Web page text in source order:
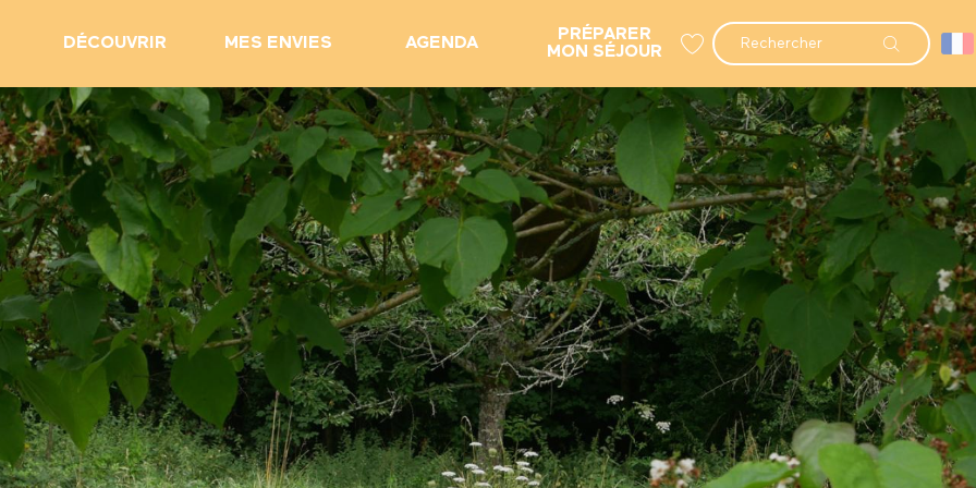
Recherche
DÉCOUVRIR MES ENVIES AGENDA
PRÉPARER
MON SÉJOUR